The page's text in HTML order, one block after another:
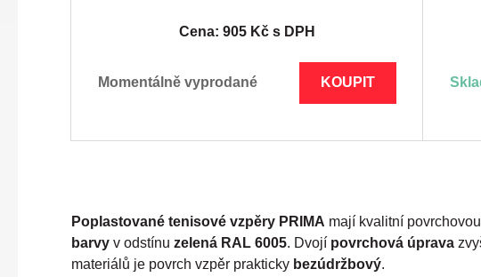
Cena: 905 Kč s DPH
momentálně vyprodané KOUPIT
Poplastované tenisové vzpěry PRIMA mají kvalitní
barvy v odstínu zelená RAL 6005. Dvojí povrchová úprava
materiálů je povrch vzpěr prakticky bezúdržbový.